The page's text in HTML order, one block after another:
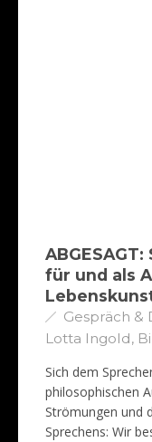
für und als
Gespräch &
Lotta Ingold,
Sich dem
philosophischen
Strömungen und
Sprechens: Wir